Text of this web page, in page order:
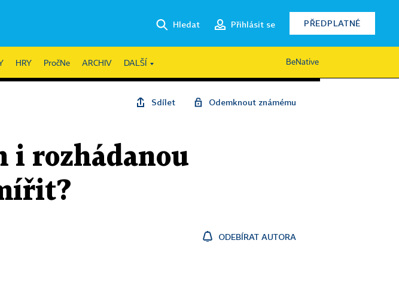
Hledat Přihlásit se PŘEDPLATNÉ
HRY PročNe ARCHIV DALŠÍ BeNative
Sdílet Odemknout známému
i rozhádanou
ODEBÍRAT AUTORA